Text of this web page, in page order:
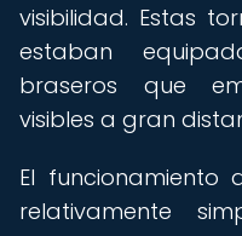
visibilidad. Estas
estaban
braseros que
visibles a gran
El funcionamiento
relativamente